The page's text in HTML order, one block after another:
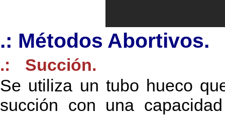
.: Métodos Abortivos.
.: Succión.
Se utiliza un tubo hueco
succión con una